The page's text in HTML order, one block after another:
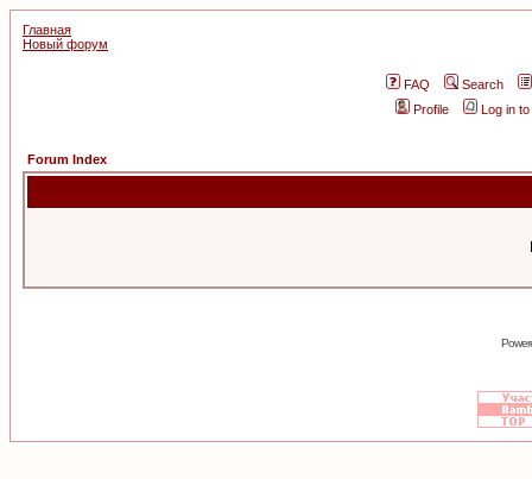
Главная
Новый форум
FAQ
Search
Profile
Log in
Forum Index